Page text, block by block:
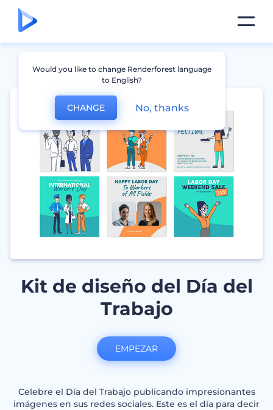
Kit de diseño del Día del
Trabajo
Celebre el Día del Trabajo publicando impresionantes
imágenes en sus redes sociales. Este es el día para decir
EMPEZAR
Would you like to change Renderforest language
to English?
CHANGE No, thanks